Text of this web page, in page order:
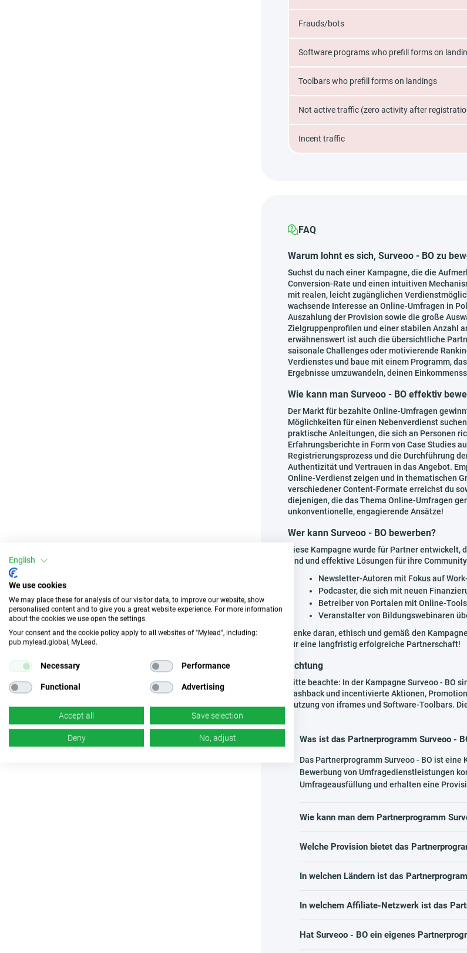
Frauds/bots
Software programs who prefill forms on
Toolbars who prefill forms on landings
Not active traffic (zero activity after
Incent traffic
FAQ
Warum lohnt es sich, Surveoo - BO zu
Suchst du nach einer Kampagne, die die
Conversion-Rate und einen intuitiven
mit realen, leicht zugänglichen
wachsende Interesse an Online-Umfragen in
Auszahlung der Provision sowie die große
Zielgruppenprofilen und einer stabilen Anzahl
erwähnenswert ist auch die übersichtliche
saisonale Challenges oder motivierende
Verdienstes und baue mit einem Programm,
Ergebnisse umzuwandeln, deinen
Wie kann man Surveoo - BO effektiv
Der Markt für bezahlte Online-Umfragen
Möglichkeiten für einen Nebenverdienst
praktische Anleitungen, die sich an Personen
Erfahrungsberichte in Form von Case Studies
Registrierungsprozess und die Durchführung
Authentizität und Vertrauen in das Angebot.
Online-Verdienst zeigen und in thematischen
verschiedener Content-Formate erreichst du
diejenigen, die das Thema Online-Umfragen
unkonventionelle, engagierende Ansätze!
Wer kann Surveoo - BO bewerben?
Diese Kampagne wurde für Partner
sind und effektive Lösungen für ihre
Newsletter-Autoren mit Fokus auf
Podcaster, die sich mit neuen
Betreiber von Portalen mit Online-
Veranstalter von Bildungswebinaren
Denke daran, ethisch und gemäß den
für eine langfristig erfolgreiche Partnerschaft!
Achtung
Bitte beachte: In der Kampagne Surveoo - BO
Cashback und incentivierte Aktionen,
Nutzung von iframes und Software-Toolbars.
Was ist das Partnerprogramm Surveoo -
Das Partnerprogramm Surveoo - BO ist
Bewerbung von Umfragedienstleistungen
Umfrageausfüllung und erhalten eine
Wie kann man dem Partnerprogramm
Welche Provision bietet das
In welchen Ländern ist das
In welchem Affiliate-Netzwerk ist das
Hat Surveoo - BO ein eigenes
English
We use cookies
We may place these for analysis of our visitor data, to improve our website, show
personalised content and to give you a great website experience. For more information
about the cookies we use open the settings.
Your consent and the cookie policy apply to all websites of "Mylead", including:
pub.mylead.global, MyLead.
Necessary Performance
Functional Advertising
Accept all Save selection
Deny No, adjust